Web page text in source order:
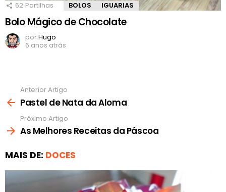
62 Partilhas BOLOS IGUARIAS
Bolo Mágico de Chocolate
porHugo
6 anos atrás
mais
Anterior Artigo
Pastel de Nata da Aloma
Próximo Artigo
As Melhores Receitas da Páscoa
MAIS DE: DOCES